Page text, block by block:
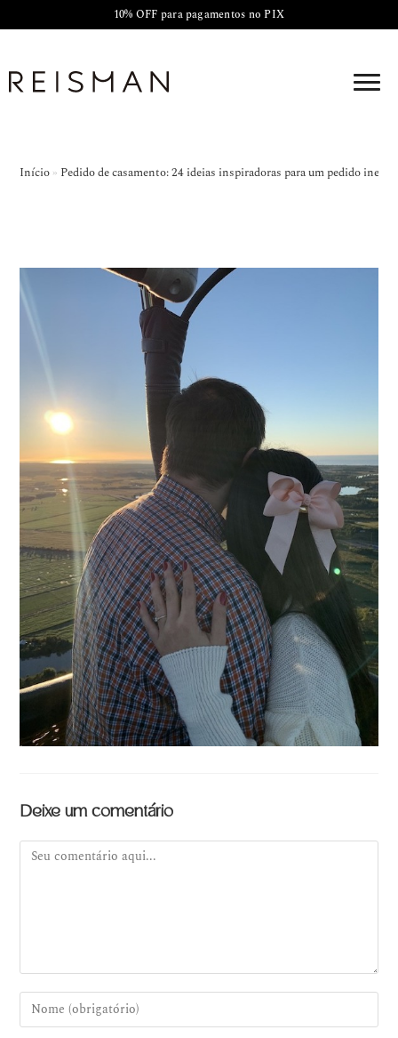
10% OFF para pagamentos no PIX
Início » Pedido de casamento: 24 ideias inspiradoras para um pedido
Deixe um comentário